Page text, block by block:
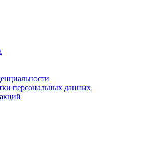
персональных данных